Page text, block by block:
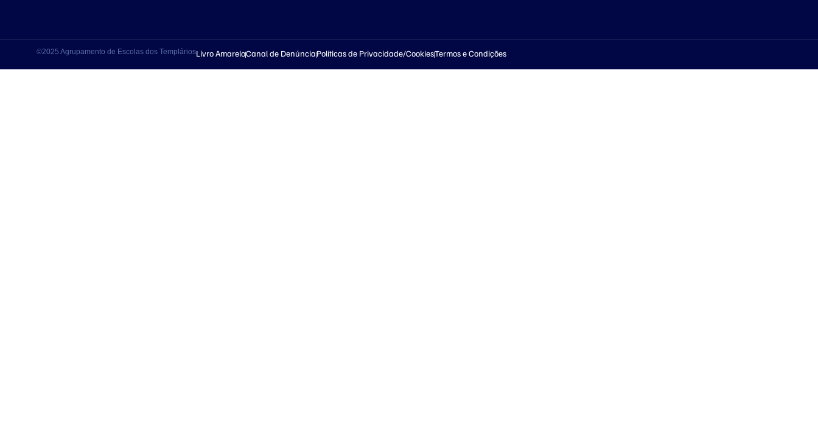
©2025 Agrupamento de Escolas dos TempláriosLivro AmareloCanal de DenúnciaPolíticas de Privacidade/CookiesTermos e Condições